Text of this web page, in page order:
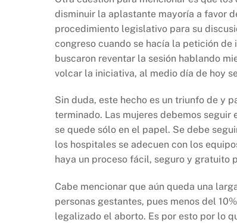
disminuir la aplastante mayoría a favor
procedimiento legislativo para su
congreso cuando se hacía la petición
buscaron reventar la sesión hablando
volcar la iniciativa, al medio día de hoy
Sin duda, este hecho es un triunfo de y
terminado. Las mujeres debemos
se quede sólo en el papel. Se debe
los hospitales se adecuen con los
haya un proceso fácil, seguro y gratuito
Cabe mencionar que aún queda una
personas gestantes, pues menos del
legalizado el aborto. Es por esto por lo